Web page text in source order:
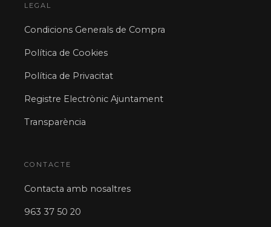
LEGAL
Condicions Generals de Compra
Política de Cookies
Política de Privacitat
Registre Electrònic Ajuntament
Transparència
CONTACTE
Contacta amb nosaltres
963 37 50 20